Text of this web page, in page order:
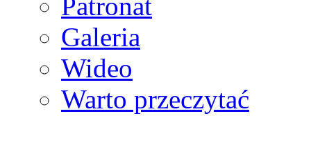
Galeria
Wideo
Warto przeczytać